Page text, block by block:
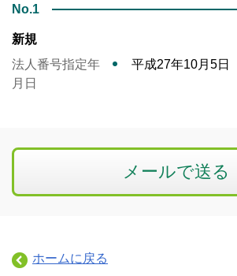
No.1
新規
法人番号指定年
月日
平成27年10月5日
メールで送る
ホームに戻る